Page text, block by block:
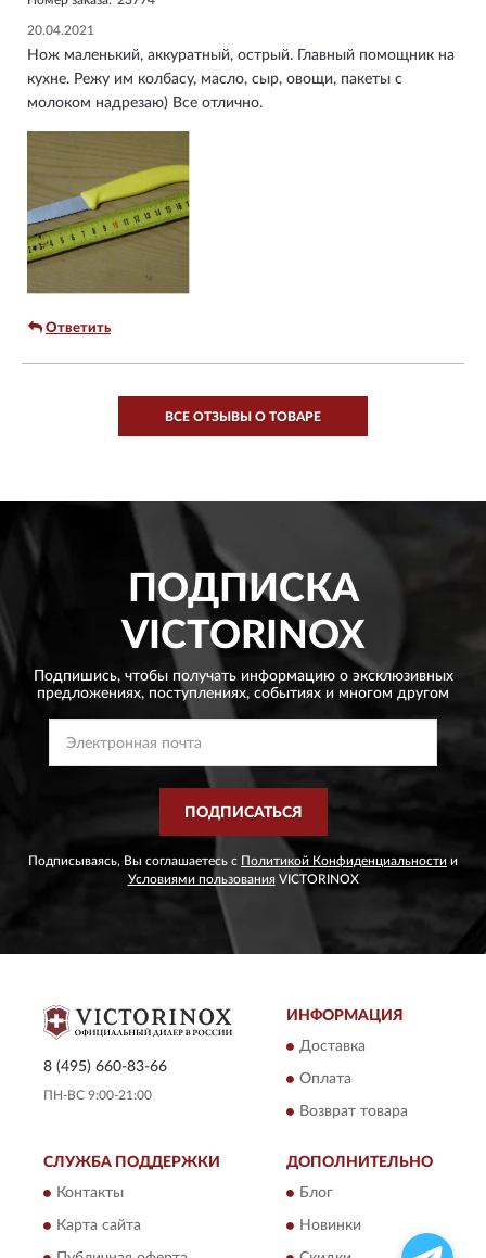
20.04.2021
Нож маленький, аккуратный, острый. Главный помощник на
кухне. Режу им колбасу, масло, сыр, овощи, пакеты с
молоком надрезаю) Все отлично.
Ответить
ВСЕ ОТЗЫВЫ О ТОВАРЕ
ПОДПИСКА
VICTORINOX
Подпишись, чтобы получать информацию о эксклюзивных
предложениях, поступлениях, событиях и многом другом
ПОДПИСАТЬСЯ
Подписываясь, Вы соглашаетесь с Политикой Конфиденциальности и
Условиями пользованияVICTORINOX
8 (495) 660-83-66
ПН-ВС 9:00-21:00
ИНФОРМАЦИЯ
Доставка
Оплата
Возврат товара
СЛУЖБА ПОДДЕРЖКИ
Контакты
Карта сайта
ДОПОЛНИТЕЛЬНО
Блог
Новинки